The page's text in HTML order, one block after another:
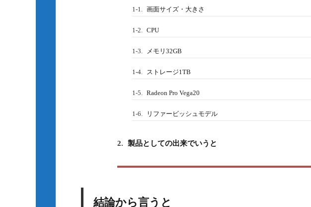
1-1. 画面サイズ・大きさ
1-2. CPU
1-3. メモリ32GB
1-4. ストレージ1TB
1-5. Radeon Pro Vega20
1-6. リファービッシュモデル
2. 製品としての出来でいうと
結論から言うと